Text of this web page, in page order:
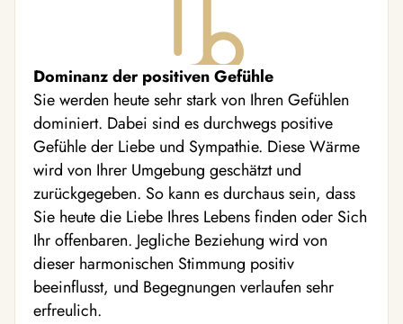
Dominanz der positiven Gefühle
Sie werden heute sehr stark von Ihren Gefühlen
dominiert. Dabei sind es durchwegs positive
Gefühle der Liebe und Sympathie. Diese Wärme
wird von Ihrer Umgebung geschätzt und
zurückgegeben. So kann es durchaus sein, dass
Sie heute die Liebe Ihres Lebens finden oder Sich
Ihr offenbaren. Jegliche Beziehung wird von
dieser harmonischen Stimmung positiv
beeinflusst, und Begegnungen verlaufen sehr
erfreulich.